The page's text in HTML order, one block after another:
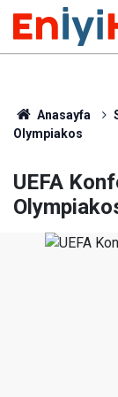
Anasayfa
Olympiakos
UEFA